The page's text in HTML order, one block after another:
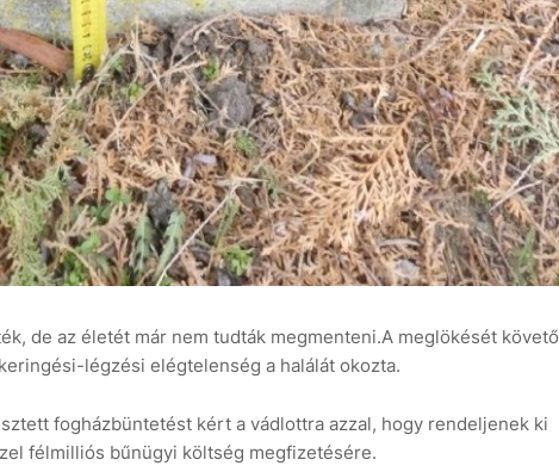
de az életét már nem tudták megmenteni.A meglökését követő
légzési elégtelenség a halálát okozta.
fogházbüntetést kért a vádlottra azzal, hogy rendeljenek ki
félmilliós bűnügyi költség megfizetésére.